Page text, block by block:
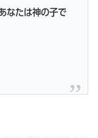
なたは神の子で